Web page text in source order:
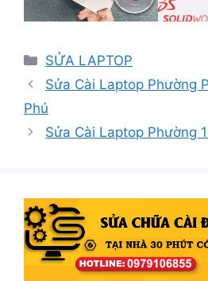
Danh
mục
SỬA LAPTOP
Sửa Cài Laptop Phường
Phú
Sửa Cài Laptop Phường